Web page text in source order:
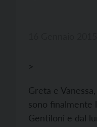
>
Greta e
sono finalmente
Gentiloni e dal